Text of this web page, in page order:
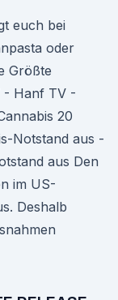
euch bei
oder
Größte
- Hanf TV -
20
Notstand aus -
aus Den
im US-
Deshalb